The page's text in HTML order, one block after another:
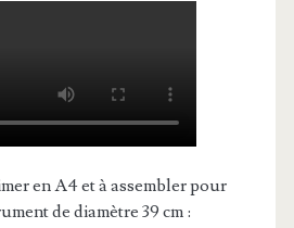
en A4 et à assembler pour
de diamètre 39 cm :